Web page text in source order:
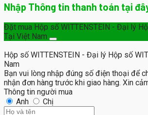
Nhập Thông tin thanh toán tại
Đặt mua Hộp số WITTENSTEIN - Đại lý
Tại Việt Nam
Hộp số WITTENSTEIN - Đại lý Hộp số
Nam
Bạn vui lòng nhập đúng số điện thoại để
nhận đơn hàng trước khi giao hàng. Xin
Thông tin người mua
Anh
Chị